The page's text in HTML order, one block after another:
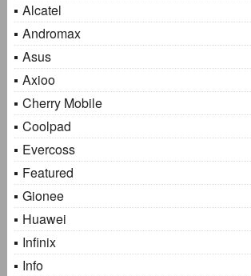
Alcatel
Andromax
Asus
Axioo
Cherry Mobile
Coolpad
Evercoss
Featured
Gionee
Huawei
Infinix
Info